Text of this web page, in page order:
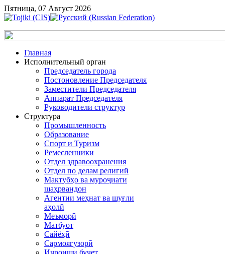
Пятница, 07 Август 2026
Главная
Исполнительный орган
Председатель города
Постоновление Председателя
Заместители Председателя
Аппарат Председателя
Руководители структур
Структура
Промышленность
Образование
Спорт и Туризм
Ремесленники
Отдел здравоохранения
Отдел по делам религий
Мактубҳо ва муроҷиати
шаҳрвандон
Агентии меҳнат ва шуғли
аҳолӣ
Меъморӣ
Матбуот
Сайёҳӣ
Сармоягузорӣ
Иҷроиши буҷет